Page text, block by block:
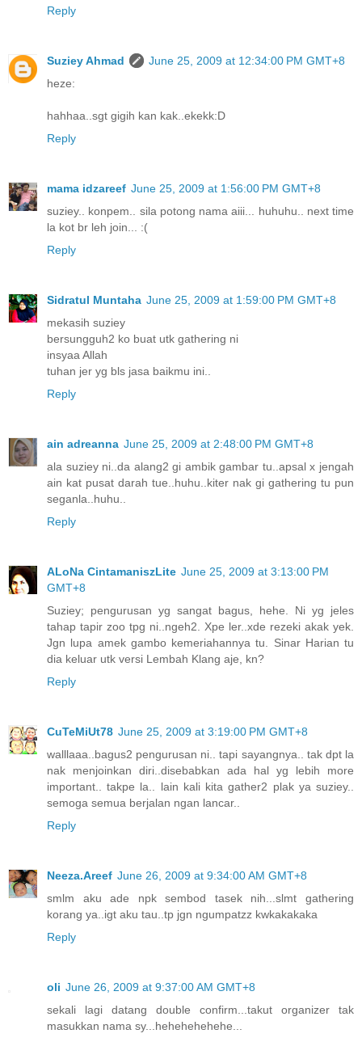
Reply
Suziey Ahmad
June 25, 2009 at 12:34:00 PM GMT+8
heze:
hahhaa..sgt gigih kan kak..ekekk:D
Reply
mama idzareef June 25, 2009 at 1:56:00 PM GMT+8
suziey.. konpem.. sila potong nama aiii... huhuhu.. next time
la kot br leh join... :(
Reply
Sidratul Muntaha June 25, 2009 at 1:59:00 PM GMT+8
mekasih suziey
bersungguh2 ko buat utk gathering ni
insyaa Allah
tuhan jer yg bls jasa baikmu ini..
Reply
ain adreanna June 25, 2009 at 2:48:00 PM GMT+8
ala suziey ni..da alang2 gi ambik gambar tu..apsal x jengah
ain kat pusat darah tue..huhu..kiter nak gi gathering tu pun
seganla..huhu..
Reply
ALoNa CintamaniszLite June 25, 2009 at 3:13:00 PM
GMT+8
Suziey; pengurusan yg sangat bagus, hehe. Ni yg jeles
tahap tapir zoo tpg ni..ngeh2. Xpe ler..xde rezeki akak yek.
Jgn lupa amek gambo kemeriahannya tu. Sinar Harian tu
dia keluar utk versi Lembah Klang aje, kn?
Reply
CuTeMiUt78 June 25, 2009 at 3:19:00 PM GMT+8
walllaaa..bagus2 pengurusan ni.. tapi sayangnya.. tak dpt la
nak menjoinkan diri..disebabkan ada hal yg lebih more
important.. takpe la.. lain kali kita gather2 plak ya suziey..
semoga semua berjalan ngan lancar..
Reply
Neeza.Areef June 26, 2009 at 9:34:00 AM GMT+8
smlm aku ade npk sembod tasek nih...slmt gathering
korang ya..igt aku tau..tp jgn ngumpatzz kwkakakaka
Reply
oli June 26, 2009 at 9:37:00 AM GMT+8
sekali lagi datang double confirm...takut organizer tak
masukkan nama sy...hehehehehehe...